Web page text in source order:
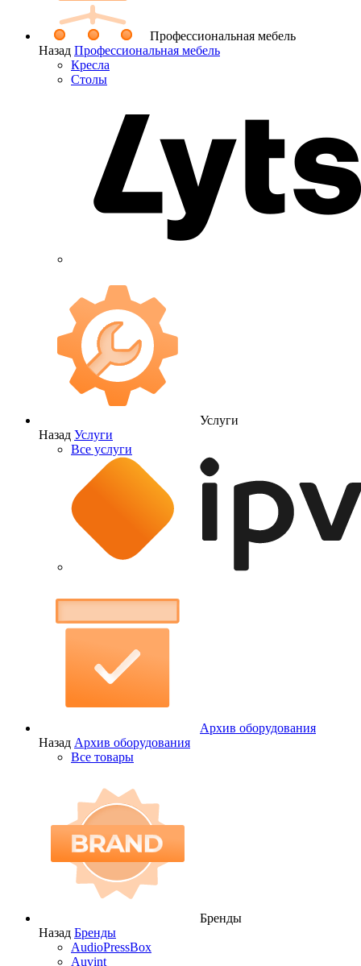
Профессиональная мебель
Назад Профессиональная мебель
Кресла
Столы
Услуги
Назад Услуги
Все услуги
Архив оборудования
Назад Архив оборудования
Все товары
Бренды
Назад Бренды
AudioPressBox
Auvint